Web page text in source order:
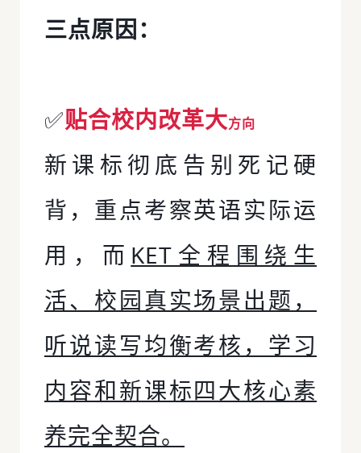
三点原因：
✅贴合校内改革大方向
新课标彻底告别死记硬
背，重点考察英语实际运
用，而 KET全程围绕生
活、校园真实场景出题，
听说读写均衡考核，学习
内容和新课标四大核心素
养完全契合。